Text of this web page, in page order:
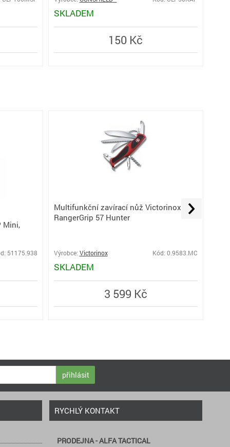
SKLADEM
150 Kč
Mini,
51175.938
Multifunkční zavírací nůž Victorinox
RangerGrip 57 Hunter
Výrobce: Victorinox Kód: 0.9583.MC
SKLADEM
3 599 Kč
přihlásit
RYCHLÝ KONTAKT
PRODEJNA - ALFA TACTICAL